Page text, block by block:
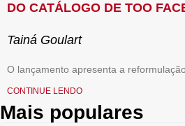
DO CATÁLOGO DE TOO
Tainá Goulart
O lançamento apresenta a
CONTINUE LENDO
Mais populares